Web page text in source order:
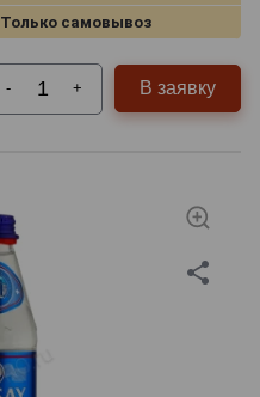
Только самовывоз
- + В заявку